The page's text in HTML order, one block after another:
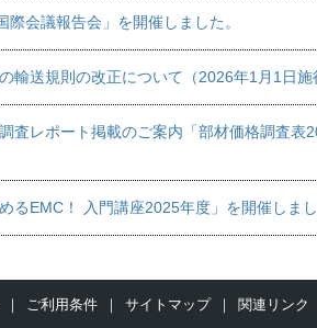
際会議報告会」を開催しました。
輸送規則の改正について（2026年1月1日施
調査レポート掲載のご案内「部材価格調査
るEMC！ 入門講座2025年度」を開催しまし
ご利用条件 サイトマップ 関連リンク